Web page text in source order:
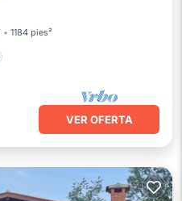
1184 pies²
VER OFERTA